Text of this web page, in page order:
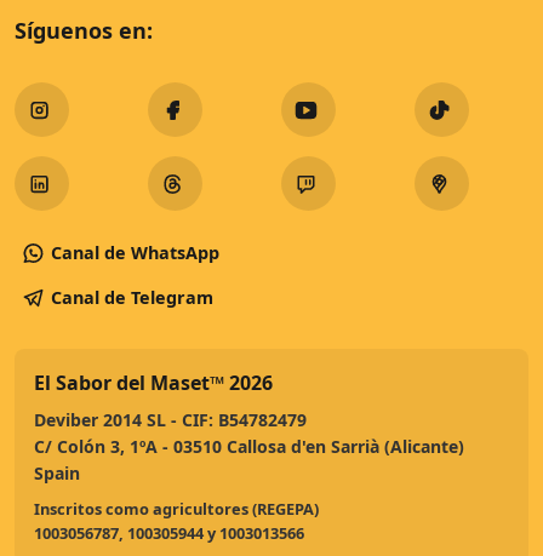
Síguenos en:
Canal de WhatsApp
Canal de Telegram
El Sabor del Maset™2026
Deviber 2014 SL - CIF: B54782479
C/ Colón 3, 1ºA - 03510 Callosa d'en Sarrià (Alicante)
Spain
Inscritos como agricultores (REGEPA)
1003056787, 100305944 y 1003013566